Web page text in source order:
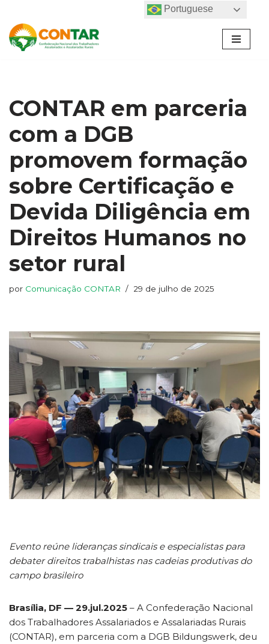
Pular
para
CONTAR em parceria
com a DGB
promovem formação
sobre Certificação e
Devida Diligência em
Direitos Humanos no
setor rural
por Comunicação CONTAR 29 de julho de 2025
Evento reúne lideranças sindicais e especialistas para
debater direitos trabalhistas nas cadeias produtivas do
campo brasileiro
Brasília, DF — 29.jul.2025 – A Confederação Nacional
dos Trabalhadores Assalariados e Assalariadas Rurais
(CONTAR), em parceria com a DGB Bildungswerk, deu
Portuguese